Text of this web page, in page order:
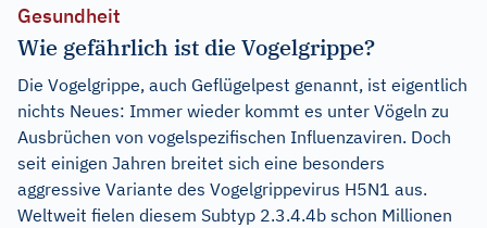
Gesundheit
Wie gefährlich ist die Vogelgrippe?
Die Vogelgrippe, auch Geflügelpest genannt, ist eigentlich
nichts Neues: Immer wieder kommt es unter Vögeln zu
Ausbrüchen von vogelspezifischen Influenzaviren. Doch
seit einigen Jahren breitet sich eine besonders
aggressive Variante des Vogelgrippevirus H5N1 aus.
Weltweit fielen diesem Subtyp 2.3.4.4b schon Millionen